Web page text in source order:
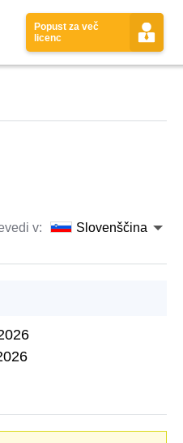
Popust za več
licenc
v: Slovenščina